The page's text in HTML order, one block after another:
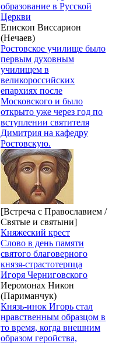
образование в Русской
Церкви
Епископ Виссарион
(Нечаев)
Ростовское училище было
первым духовным
училищем в
великороссийских
епархиях после
Московского и было
открыто уже через год по
вступлении святителя
Димитрия на кафедру
Ростовскую.
[Встреча с Православием /
Святые и святыни]
Княжеский крест
Слово в день памяти
святого благоверного
князя-страстотерпца
Игоря Черниговского
Иеромонах Никон
(Париманчук)
Князь-инок Игорь стал
нравственным образцом в
то время, когда внешним
образом геройства,